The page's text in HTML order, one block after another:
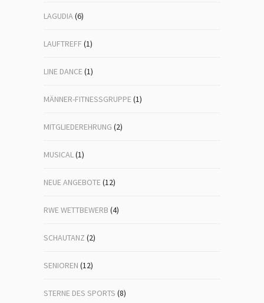
LAGUDIA(6)
LAUFTREFF (1)
LINE DANCE(1)
MÄNNER-FITNESSGRUPPE(1)
MITGLIEDEREHRUNG (2)
MUSICAL(1)
NEUE ANGEBOTE(12)
RWE WETTBEWERB (4)
SCHAUTANZ (2)
SENIOREN (12)
STERNE DES SPORTS (8)